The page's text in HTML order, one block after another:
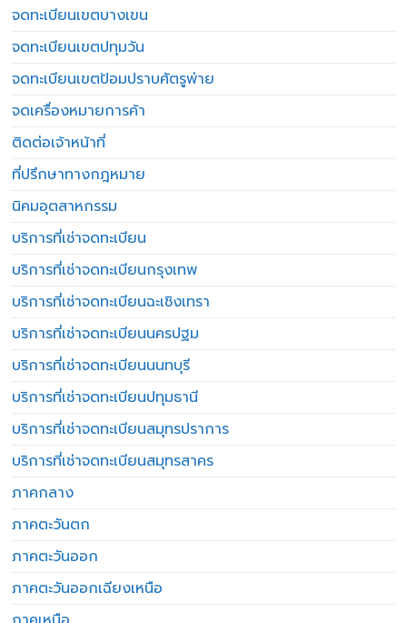
จดทะเบียนเขตบางเขน
จดทะเบียนเขตปทุมวัน
จดทะเบียนเขตป้อมปราบศัตรูพ่าย
จดเครื่องหมายการค้า
ติดต่อเจ้าหน้าที่
ที่ปรึกษาทางกฎหมาย
นิคมอุตสาหกรรม
บริการที่เช่าจดทะเบียน
บริการที่เช่าจดทะเบียนกรุงเทพ
บริการที่เช่าจดทะเบียนฉะเชิงเทรา
บริการที่เช่าจดทะเบียนนครปฐม
บริการที่เช่าจดทะเบียนนนทบุรี
บริการที่เช่าจดทะเบียนปทุมธานี
บริการที่เช่าจดทะเบียนสมุทรปราการ
บริการที่เช่าจดทะเบียนสมุทรสาคร
ภาคกลาง
ภาคตะวันตก
ภาคตะวันออก
ภาคตะวันออกเฉียงเหนือ